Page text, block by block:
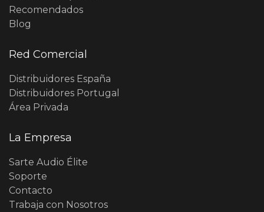
Recomendados
Blog
Red Comercial
Distribuidores España
Distribuidores Portugal
Área Privada
La Empresa
Sarte Audio Élite
Soporte
Contacto
Trabaja con Nosotros